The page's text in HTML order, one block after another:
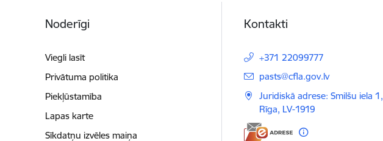
Noderīgi
Viegli lasīt
Privātuma politika
Piekļūstamība
Lapas karte
Sīkdatņu izvēles maiņa
Kontakti
+371 22099777
E-pasts:
pasts@cfla.gov.lv
Juridiskā adrese: Smilšu iela 1,
Rīga, LV-1919